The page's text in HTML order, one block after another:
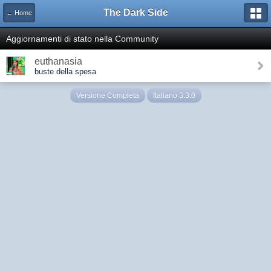
← Home The Dark Side
Aggiornamenti di stato nella Community
euthanasia
buste della spesa
Versione Completa Italiano 3.3.0